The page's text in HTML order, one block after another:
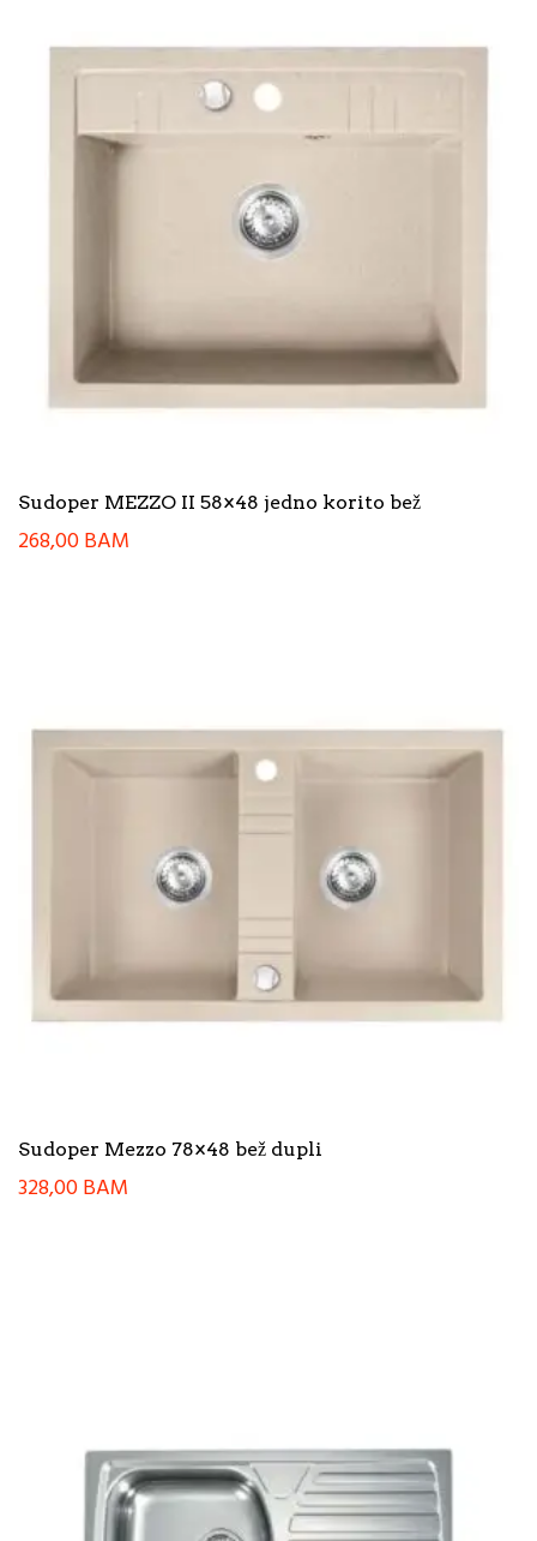
Sudoper MEZZO II 58×48 jedno korito bež
268,00BAM
Sudoper Mezzo 78×48 bež dupli
328,00BAM